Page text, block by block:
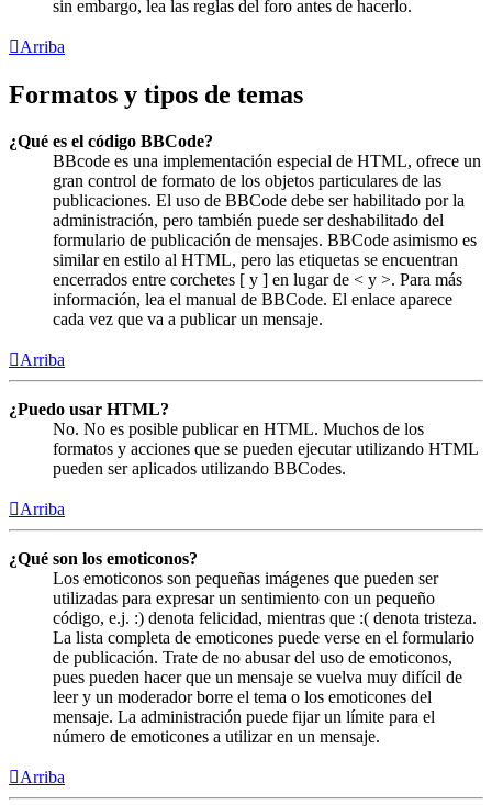
sin embargo, lea las reglas del foro antes de hacerlo.
Arriba
Formatos y tipos de temas
¿Qué es el código BBCode?
BBcode es una implementación especial de HTML, ofrece un
gran control de formato de los objetos particulares de las
publicaciones. El uso de BBCode debe ser habilitado por la
administración, pero también puede ser deshabilitado del
formulario de publicación de mensajes. BBCode asimismo es
similar en estilo al HTML, pero las etiquetas se encuentran
encerrados entre corchetes [ y ] en lugar de < y >. Para más
información, lea el manual de BBCode. El enlace aparece
cada vez que va a publicar un mensaje.
Arriba
¿Puedo usar HTML?
No. No es posible publicar en HTML. Muchos de los
formatos y acciones que se pueden ejecutar utilizando HTML
pueden ser aplicados utilizando BBCodes.
Arriba
¿Qué son los emoticonos?
Los emoticonos son pequeñas imágenes que pueden ser
utilizadas para expresar un sentimiento con un pequeño
código, e.j. :) denota felicidad, mientras que :( denota tristeza.
La lista completa de emoticones puede verse en el formulario
de publicación. Trate de no abusar del uso de emoticonos,
pues pueden hacer que un mensaje se vuelva muy difícil de
leer y un moderador borre el tema o los emoticones del
mensaje. La administración puede fijar un límite para el
número de emoticones a utilizar en un mensaje.
Arriba